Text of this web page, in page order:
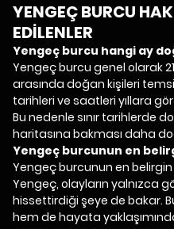
YENGEÇ BURCU
EDİLENLER
Yengeç burcu hangi ay
Yengeç burcu genel olarak
arasında doğan kişileri
tarihleri ve saatleri yıllara
Bu nedenle sınır tarihlerde
haritasına bakması daha
Yengeç burcunun en
Yengeç burcunun en
Yengeç, olayların yalnızca
hissettirdiği şeye de bakar.
hem de hayata